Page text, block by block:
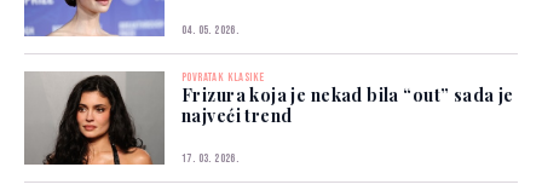
04. 05. 2026.
POVRATAK KLASIKE
Frizura koja je nekad bila “out” sada je
najveći trend
17. 03. 2026.